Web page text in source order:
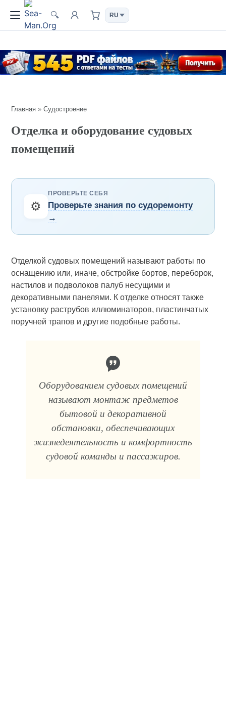
🔍
Главная »Судостроение
Отделка и оборудование судовых
помещений
⚙️
ПРОВЕРЬТЕ СЕБЯ
Проверьте знания по судоремонту
→
Отделкой судовых помещений называют работы по
оснащению или, иначе, обстройке бортов, переборок,
настилов и подволоков палуб несущими и
декоративными панелями. К отделке относят также
установку раструбов иллюминаторов, пластинчатых
поручней трапов и другие подобные работы.
Оборудованием судовых помещений
называют монтаж предметов
бытовой и декоративной
обстановки, обеспечивающих
жизнедеятельность и комфортность
судовой команды и пассажиров.